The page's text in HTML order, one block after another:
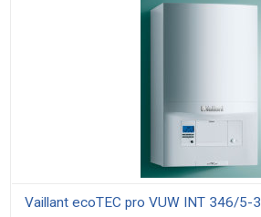
Vaillant ecoTEC pro VUW INT 346/5-3